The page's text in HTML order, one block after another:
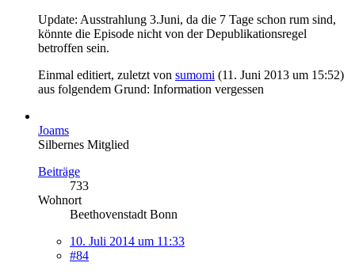
Update: Ausstrahlung 3.Juni, da die 7 Tage schon rum sind,
könnte die Episode nicht von der Depublikationsregel
betroffen sein.
Einmal editiert, zuletzt von sumomi (11. Juni 2013 um 15:52)
aus folgendem Grund: Information vergessen
Joams
Silbernes Mitglied
Beiträge
733
Wohnort
Beethovenstadt Bonn
10. Juli 2014 um 11:33
#84